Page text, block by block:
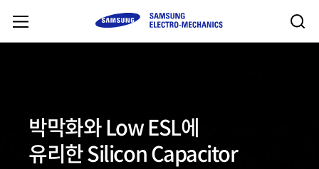
박막화와 Low ESL에
유리한 Silicon Capacitor